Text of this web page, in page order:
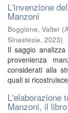
L'invenzione
Manzoni
Boggione, Valter (
Sinestesie, 2023)
Il saggio
provenienza
considerati alla
quali si
L'elaborazione
Manzoni, il